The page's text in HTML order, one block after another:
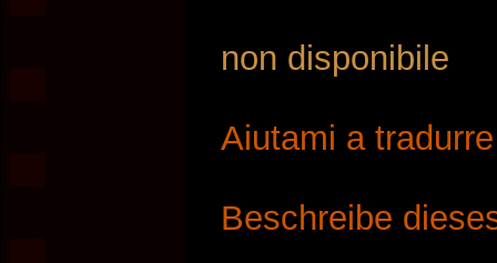
non disponibile
Aiutami a
Beschreibe